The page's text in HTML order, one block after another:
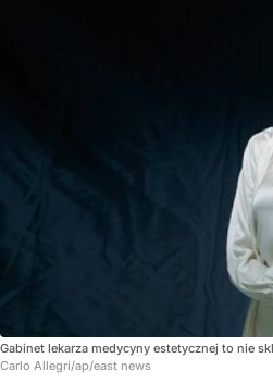
Gabinet lekarza medycyny estetycznej to nie
Carlo Allegri/ap/east news